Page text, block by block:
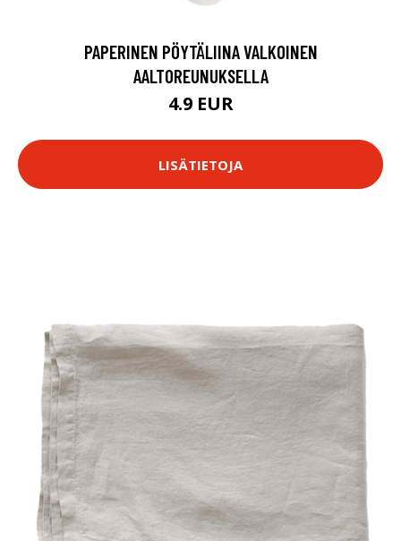
PAPERINEN PÖYTÄLIINA VALKOINEN
AALTOREUNUKSELLA
4.9 EUR
LISÄTIETOJA